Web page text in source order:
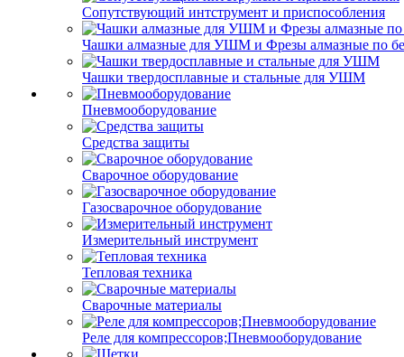
Сопутствующий интструмент и приспособления
Чашки алмазные для УШМ и Фрезы алмазные по
Чашки твердосплавные и стальные для УШМ
Пневмооборудование
Средства защиты
Сварочное оборудование
Газосварочное оборудование
Измерительный инструмент
Тепловая техника
Сварочные материалы
Реле для компрессоров;Пневмооборудование